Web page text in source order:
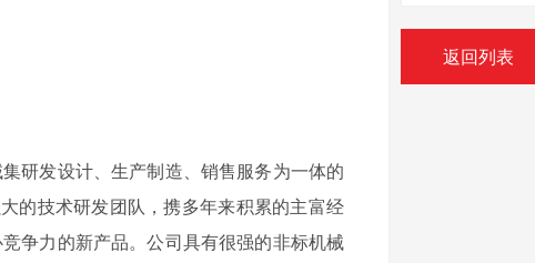
研发设计、生产制造、销售服务为一体的
的技术研发团队，携多年来积累的主富经
争力的新产品。公司具有很强的非标机械
返回列表